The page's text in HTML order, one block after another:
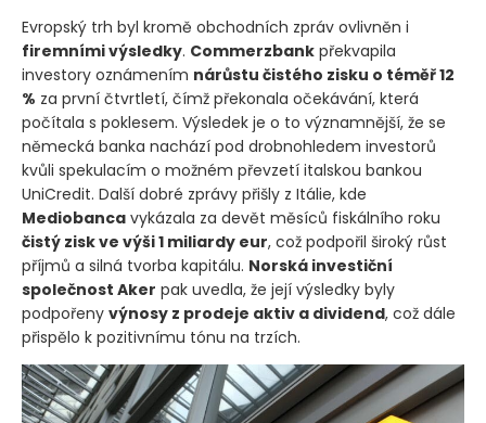
Evropský trh byl kromě obchodních zpráv ovlivněn i
firemními výsledky. Commerzbank překvapila
investory oznámením nárůstu čistého zisku o téměř 12
% za první čtvrtletí, čímž překonala očekávání, která
počítala s poklesem. Výsledek je o to významnější, že se
německá banka nachází pod drobnohledem investorů
kvůli spekulacím o možném převzetí italskou bankou
UniCredit. Další dobré zprávy přišly z Itálie, kde
Mediobanca vykázala za devět měsíců fiskálního roku
čistý zisk ve výši 1 miliardy eur, což podpořil široký růst
příjmů a silná tvorba kapitálu. Norská investiční
společnost Aker pak uvedla, že její výsledky byly
podpořeny výnosy z prodeje aktiv a dividend, což dále
přispělo k pozitivnímu tónu na trzích.